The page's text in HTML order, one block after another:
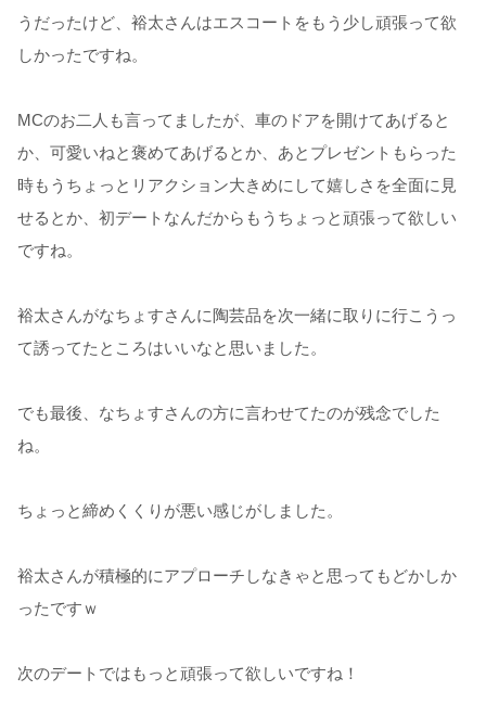
うだったけど、裕太さんはエスコートをもう少し頑張って欲
しかったですね。
MCのお二人も言ってましたが、車のドアを開けてあげると
か、可愛いねと褒めてあげるとか、あとプレゼントもらった
時もうちょっとリアクション大きめにして嬉しさを全面に見
せるとか、初デートなんだからもうちょっと頑張って欲しい
ですね。
裕太さんがなちょすさんに陶芸品を次一緒に取りに行こうっ
て誘ってたところはいいなと思いました。
でも最後、なちょすさんの方に言わせてたのが残念でした
ね。
ちょっと締めくくりが悪い感じがしました。
裕太さんが積極的にアプローチしなきゃと思ってもどかしか
ったですｗ
次のデートではもっと頑張って欲しいですね！